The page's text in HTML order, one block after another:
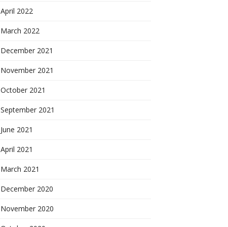
April 2022
March 2022
December 2021
November 2021
October 2021
September 2021
June 2021
April 2021
March 2021
December 2020
November 2020